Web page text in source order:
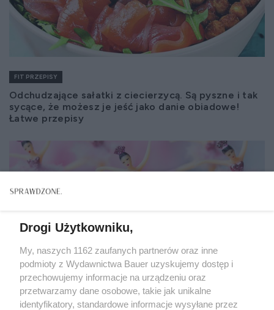
FIT PRZEPISY
Odchudzające sałatki z ciecierzycą. Są pyszne i tak
sycące, że możesz je jeść jako danie obiadowe!
Łatwe przepisy
Drogi Użytkowniku,
My, naszych 1162 zaufanych partnerów oraz inne
podmioty z Wydawnictwa Bauer uzyskujemy dostęp i
przechowujemy informacje na urządzeniu oraz
przetwarzamy dane osobowe, takie jak unikalne
identyfikatory, standardowe informacje wysyłane przez